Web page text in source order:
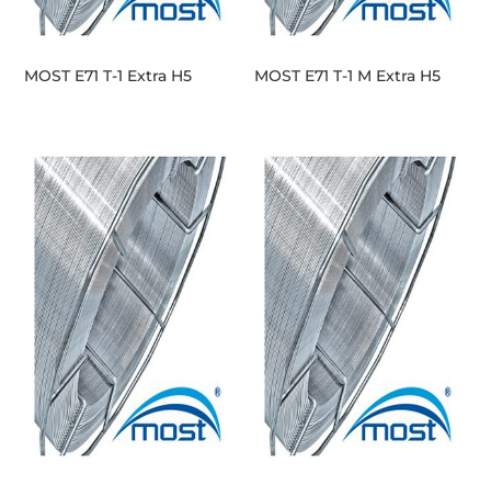
MOST E71 T-1 Extra H5 MOST E71 T-1 M Extra H5